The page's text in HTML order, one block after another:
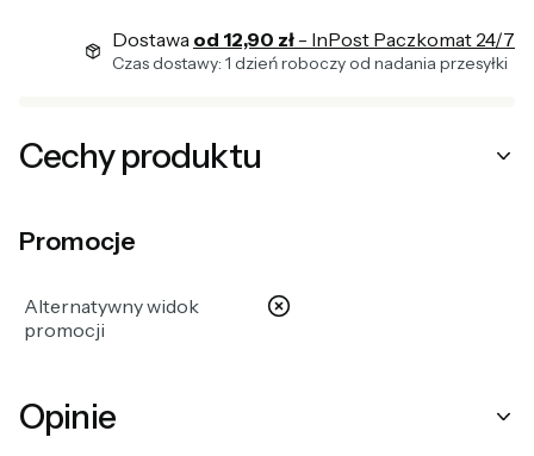
Dostawa od 12,90 zł - InPost Paczkomat 24/7
Czas dostawy: 1 dzień roboczy od nadania przesyłki
Cechy produktu
Promocje
Alternatywny widok
promocji
nie
Opinie